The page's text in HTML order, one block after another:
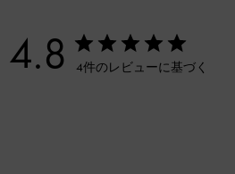
4.8 4件のレビューに基づく